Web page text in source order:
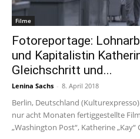
Filme
Fotoreportage:
und Kapitalistin
Gleichschritt und...
Lenina Sachs - 8. April 2018
Berlin, Deutschland
nur acht Monaten fertiggestellte
„Washington Post“, Katherine „Kay“